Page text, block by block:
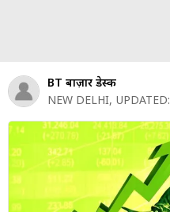
शेयर
बाज़ार
ट्रेंडिंग
बिजनेस
वीडियो
BT बाज़ार डेस्क
NEW DELHI, UPDATED: